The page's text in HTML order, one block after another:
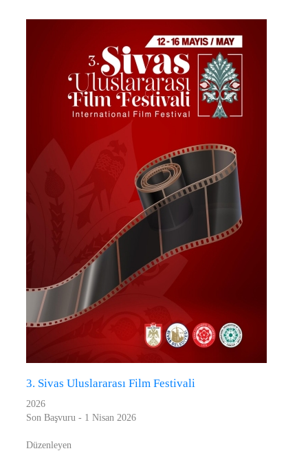
3. Sivas Uluslararası Film Festivali
2026
Son Başvuru - 1 Nisan 2026
Düzenleyen